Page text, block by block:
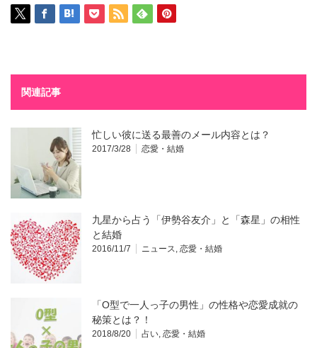
関連記事
忙しい彼に送る最善のメール内容とは？
2017/3/28 恋愛・結婚
九星から占う「伊勢谷友介」と「森星」の相性
と結婚
2016/11/7 ニュース, 恋愛・結婚
「O型で一人っ子の男性」の性格や恋愛成就の
秘策とは？！
2018/8/20 占い, 恋愛・結婚